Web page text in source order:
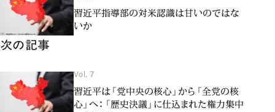
習近平指導部の対米認識は甘いのではな
いか
次の記事
Vol. 7
習近平は「党中央の核心」から「全党の核
心」へ：「歴史決議」に仕込まれた権力集中